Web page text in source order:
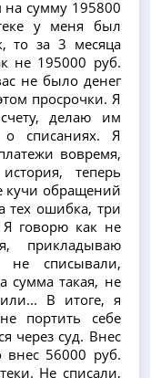
на сумму 195800
у меня был
то за 3 месяца
не 195000 руб.
не было денег
просрочки. Я
делаю им
списаниях. Я
вовремя,
теперь
кучи обращений
тех ошибка, три
говорю как не
прикладываю
списывали,
сумма такая, не
В итоге, я
портить себе
через суд. Внес
внес 56000 руб.
Не списали,